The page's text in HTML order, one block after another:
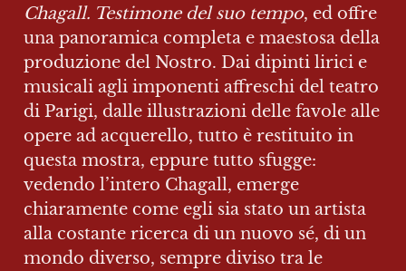
Chagall. Testimone del suo tempo, ed offre
una panoramica completa e maestosa della
produzione del Nostro. Dai dipinti lirici e
musicali agli imponenti affreschi del teatro
di Parigi, dalle illustrazioni delle favole alle
opere ad acquerello, tutto è restituito in
questa mostra, eppure tutto sfugge:
vedendo l’intero Chagall, emerge
chiaramente come egli sia stato un artista
alla costante ricerca di un nuovo sé, di un
mondo diverso, sempre diviso tra le